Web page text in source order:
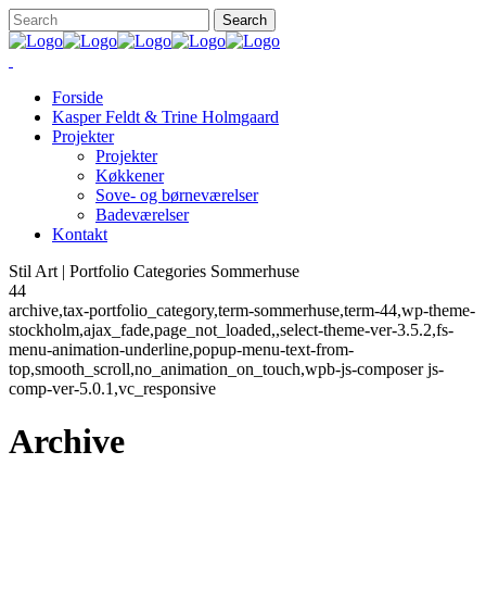
Forside
Kasper Feldt & Trine Holmgaard
Projekter
Projekter
Køkkener
Sove- og børneværelser
Badeværelser
Kontakt
Stil Art | Portfolio Categories Sommerhuse
44
archive,tax-portfolio_category,term-sommerhuse,term-44,wp-theme-
stockholm,ajax_fade,page_not_loaded,,select-theme-ver-3.5.2,fs-
menu-animation-underline,popup-menu-text-from-
top,smooth_scroll,no_animation_on_touch,wpb-js-composer js-
comp-ver-5.0.1,vc_responsive
Archive